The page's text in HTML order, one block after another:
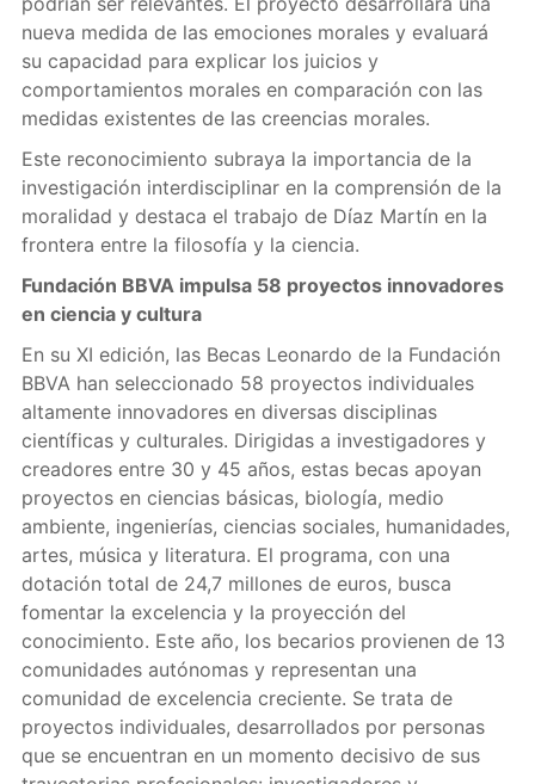
nueva medida de las emociones morales y evaluará
su capacidad para explicar los juicios y
comportamientos morales en comparación con las
medidas existentes de las creencias morales.
Este reconocimiento subraya la importancia de la
investigación interdisciplinar en la comprensión de la
moralidad y destaca el trabajo de Díaz Martín en la
frontera entre la filosofía y la ciencia.
Fundación BBVA impulsa 58 proyectos innovadores
en ciencia y cultura
En su XI edición, las Becas Leonardo de la Fundación
BBVA han seleccionado 58 proyectos individuales
altamente innovadores en diversas disciplinas
científicas y culturales. Dirigidas a investigadores y
creadores entre 30 y 45 años, estas becas apoyan
proyectos en ciencias básicas, biología, medio
ambiente, ingenierías, ciencias sociales, humanidades,
artes, música y literatura. El programa, con una
dotación total de 24,7 millones de euros, busca
fomentar la excelencia y la proyección del
conocimiento. Este año, los becarios provienen de 13
comunidades autónomas y representan una
comunidad de excelencia creciente. Se trata de
proyectos individuales, desarrollados por personas
que se encuentran en un momento decisivo de sus